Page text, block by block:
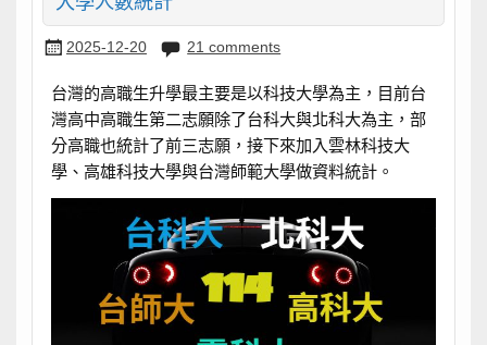
2025-12-20 21 comments
台灣的高職生升學最主要是以科技大學為主，目前台
灣高中高職生第二志願除了台科大與北科大為主，部
分高職也統計了前三志願，接下來加入雲林科技大
學、高雄科技大學與台灣師範大學做資料統計。